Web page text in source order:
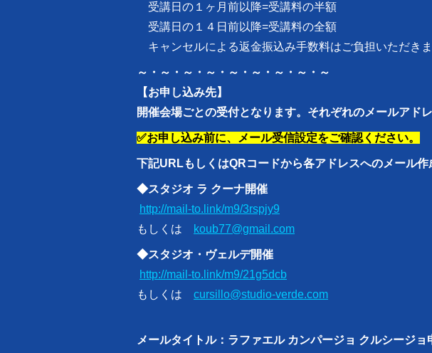
受講日の１ヶ月前以降=受講料の半額
受講日の１４日前以降=受講料の全額
キャンセルによる返金振込み手数料はご負担いただきま
～・～・～・～・～・～・～・～・～
【お申し込み先】
開催会場ごとの受付となります。それぞれのメールアド
✅お申し込み前に、メール受信設定をご確認ください。
下記URLもしくはQRコードから各アドレスへのメール作
◆スタジオ ラ クーナ開催
http://mail-to.link/m9/3rspjy9
もしくは
koub77@gmail.com
◆スタジオ・ヴェルデ開催
http://mail-to.link/m9/21g5dcb
もしくは cursillo@studio-verde.com
メールタイトル： ラファエル カンパージョ クルシージョ